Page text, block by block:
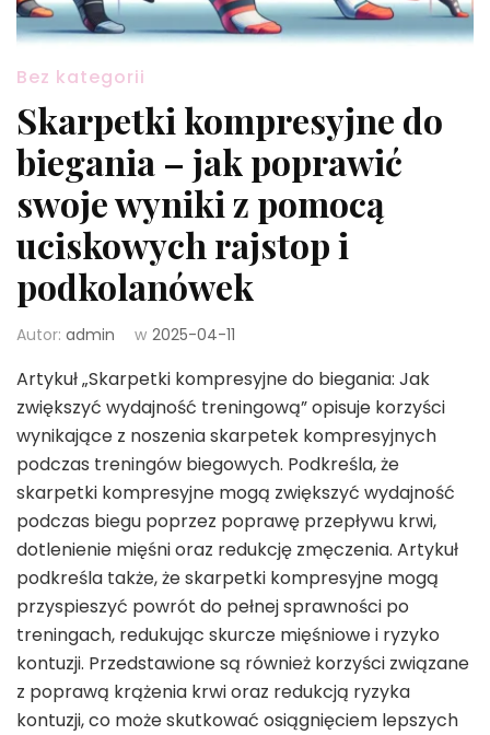
Bez kategorii
Skarpetki kompresyjne do
biegania – jak poprawić
swoje wyniki z pomocą
uciskowych rajstop i
podkolanówek
Autor: admin w 2025-04-11
Artykuł „Skarpetki kompresyjne do biegania: Jak
zwiększyć wydajność treningową” opisuje korzyści
wynikające z noszenia skarpetek kompresyjnych
podczas treningów biegowych. Podkreśla, że
skarpetki kompresyjne mogą zwiększyć wydajność
podczas biegu poprzez poprawę przepływu krwi,
dotlenienie mięśni oraz redukcję zmęczenia. Artykuł
podkreśla także, że skarpetki kompresyjne mogą
przyspieszyć powrót do pełnej sprawności po
treningach, redukując skurcze mięśniowe i ryzyko
kontuzji. Przedstawione są również korzyści związane
z poprawą krążenia krwi oraz redukcją ryzyka
kontuzji, co może skutkować osiągnięciem lepszych